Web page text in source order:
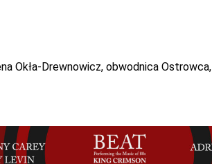
Okła-Drewnowicz, obwodnica Ostrowca,